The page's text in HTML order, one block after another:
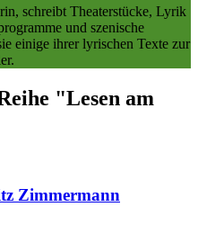
schreibt Theaterstücke, Lyrik
und szenische
einige ihrer lyrischen Texte zur
"Lesen am
Zimmermann